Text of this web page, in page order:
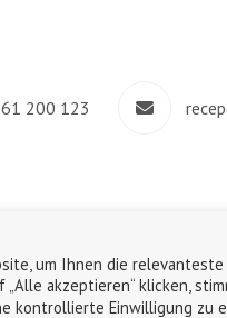
200 123
um Ihnen die
akzeptieren“ klicken,
kontrollierte Einwilligung zu